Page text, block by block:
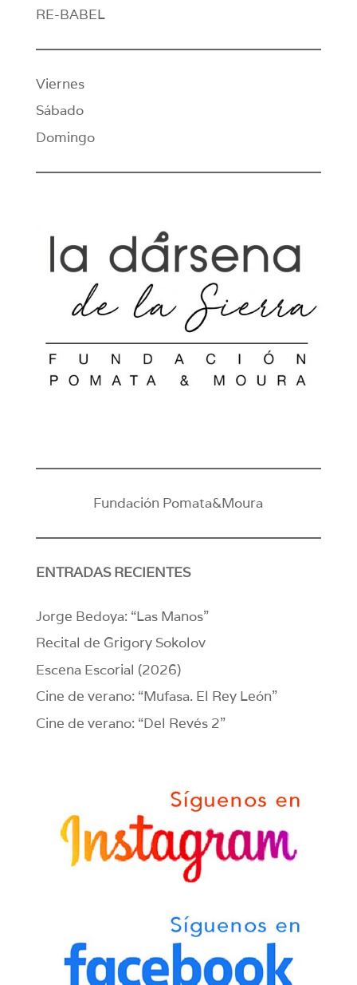
RE-BABEL
Viernes
Sábado
Domingo
Fundación Pomata&Moura
ENTRADAS RECIENTES
Jorge Bedoya: “Las Manos”
Recital de Grigory Sokolov
Escena Escorial (2026)
Cine de verano: “Mufasa. El Rey León”
Cine de verano: “Del Revés 2”